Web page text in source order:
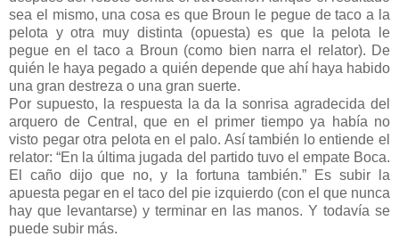
sea el mismo, una cosa es que Broun le pegue de taco a la
pelota y otra muy distinta (opuesta) es que la pelota le
pegue en el taco a Broun (como bien narra el relator). De
quién le haya pegado a quién depende que ahí haya habido
una gran destreza o una gran suerte.
Por supuesto, la respuesta la da la sonrisa agradecida del
arquero de Central, que en el primer tiempo ya había no
visto pegar otra pelota en el palo. Así también lo entiende el
relator: “En la última jugada del partido tuvo el empate Boca.
El caño dijo que no, y la fortuna también.” Es subir la
apuesta pegar en el taco del pie izquierdo (con el que nunca
hay que levantarse) y terminar en las manos. Y todavía se
puede subir más.